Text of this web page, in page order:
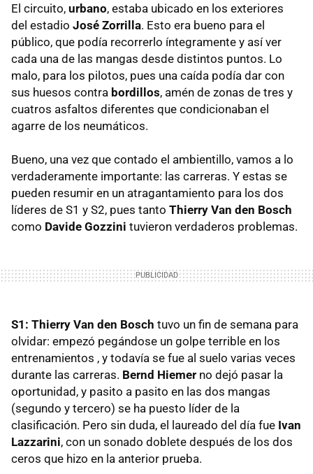
El circuito, urbano, estaba ubicado en los exteriores
del estadio José Zorrilla. Esto era bueno para el
público, que podía recorrerlo íntegramente y así ver
cada una de las mangas desde distintos puntos. Lo
malo, para los pilotos, pues una caída podía dar con
sus huesos contra bordillos, amén de zonas de tres y
cuatros asfaltos diferentes que condicionaban el
agarre de los neumáticos.
Bueno, una vez que contado el ambientillo, vamos a lo
verdaderamente importante: las carreras. Y estas se
pueden resumir en un atragantamiento para los dos
líderes de S1 y S2, pues tanto Thierry Van den Bosch
como Davide Gozzini tuvieron verdaderos problemas.
S1: Thierry Van den Bosch tuvo un fin de semana para
olvidar: empezó pegándose un golpe terrible en los
entrenamientos , y todavía se fue al suelo varias veces
durante las carreras. Bernd Hiemer no dejó pasar la
oportunidad, y pasito a pasito en las dos mangas
(segundo y tercero) se ha puesto líder de la
clasificación. Pero sin duda, el laureado del día fue Ivan
Lazzarini, con un sonado doblete después de los dos
ceros que hizo en la anterior prueba.